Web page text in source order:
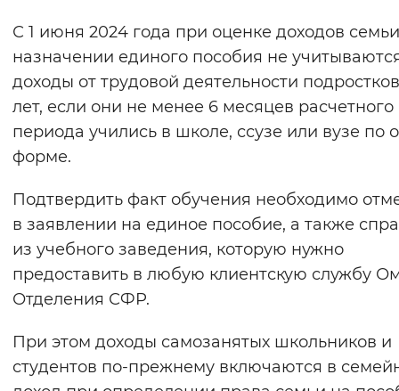
Цвет сайта
Инверсивный
Синий фон
Включены Выключены
Звуковой ассистент
Воспроизвести
Вернуть стандартные настройки
С 1 июня 2024 года при оценке доходов
назначении единого пособия не
доходы от трудовой деятельности
лет, если они не менее 6 месяцев расчетного
периода учились в школе, ссузе или вузе по
форме.
Подтвердить факт обучения необходимо
в заявлении на единое пособие, а также
из учебного заведения, которую нужно
предоставить в любую клиентскую службу
Отделения СФР.
При этом доходы самозанятых школьников и
студентов по-прежнему включаются в